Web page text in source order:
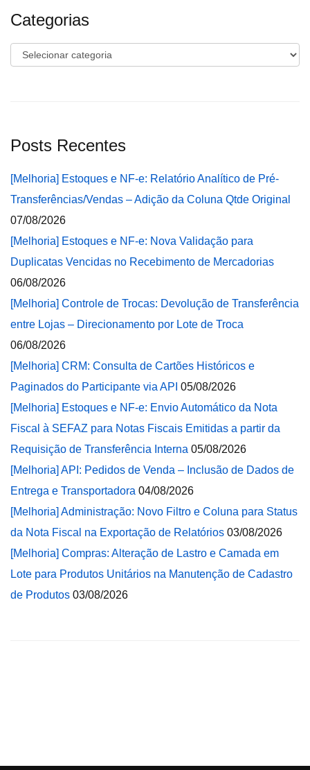
Categorias
Categorias
Posts Recentes
[Melhoria] Estoques e NF-e: Relatório Analítico de Pré-
Transferências/Vendas – Adição da Coluna Qtde Original
07/08/2026
[Melhoria] Estoques e NF-e: Nova Validação para
Duplicatas Vencidas no Recebimento de Mercadorias
06/08/2026
[Melhoria] Controle de Trocas: Devolução de Transferência
entre Lojas – Direcionamento por Lote de Troca
06/08/2026
[Melhoria] CRM: Consulta de Cartões Históricos e
Paginados do Participante via API 05/08/2026
[Melhoria] Estoques e NF-e: Envio Automático da Nota
Fiscal à SEFAZ para Notas Fiscais Emitidas a partir da
Requisição de Transferência Interna 05/08/2026
[Melhoria] API: Pedidos de Venda – Inclusão de Dados de
Entrega e Transportadora 04/08/2026
[Melhoria] Administração: Novo Filtro e Coluna para Status
da Nota Fiscal na Exportação de Relatórios 03/08/2026
[Melhoria] Compras: Alteração de Lastro e Camada em
Lote para Produtos Unitários na Manutenção de Cadastro
de Produtos 03/08/2026